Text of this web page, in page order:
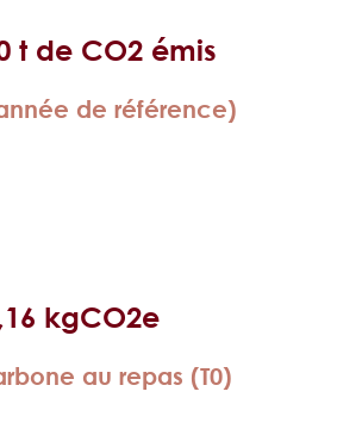
t de CO2 émis
de référence)
kgCO2e
au repas (T0)